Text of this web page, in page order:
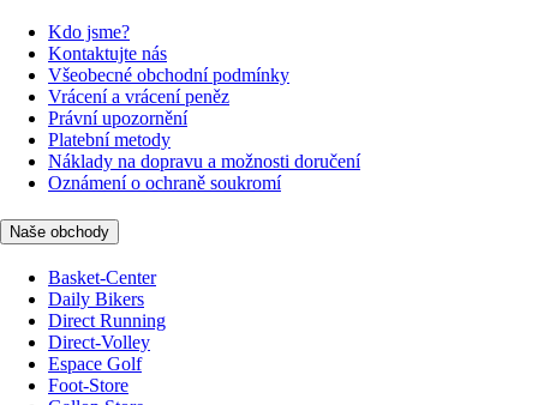
Kdo jsme?
Kontaktujte nás
Všeobecné obchodní podmínky
Vrácení a vrácení peněz
Právní upozornění
Platební metody
Náklady na dopravu a možnosti doručení
Oznámení o ochraně soukromí
Naše obchody
Basket-Center
Daily Bikers
Direct Running
Direct-Volley
Espace Golf
Foot-Store